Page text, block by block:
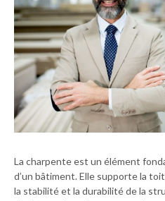
La charpente est un élément
d’un bâtiment. Elle supporte la
la stabilité et la durabilité de la